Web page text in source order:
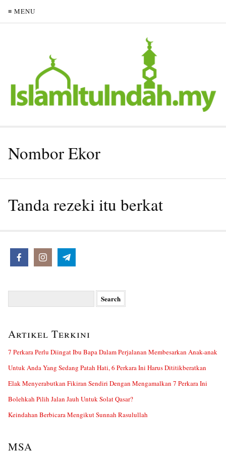
≡ MENU
Nombor Ekor
Tanda rezeki itu berkat
Artikel Terkini
7 Perkara Perlu Diingat Ibu Bapa Dalam Perjalanan Membesarkan Anak-anak
Untuk Anda Yang Sedang Patah Hati, 6 Perkara Ini Harus Dititikberatkan
Elak Menyerabutkan Fikiran Sendiri Dengan Mengamalkan 7 Perkara Ini
Bolehkah Pilih Jalan Jauh Untuk Solat Qasar?
Keindahan Berbicara Mengikut Sunnah Rasulullah
MSA